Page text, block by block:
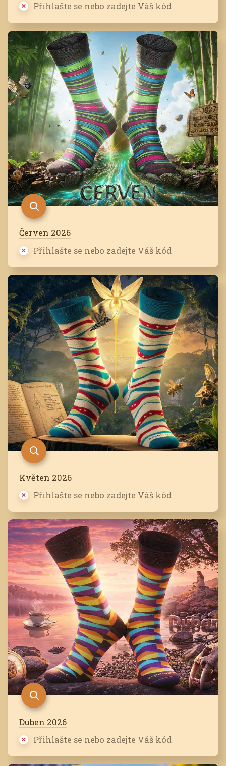
Přihlašte se nebo zadejte Váš kód
Červen 2026
Přihlašte se nebo zadejte Váš kód
Květen 2026
Přihlašte se nebo zadejte Váš kód
Duben 2026
Přihlašte se nebo zadejte Váš kód